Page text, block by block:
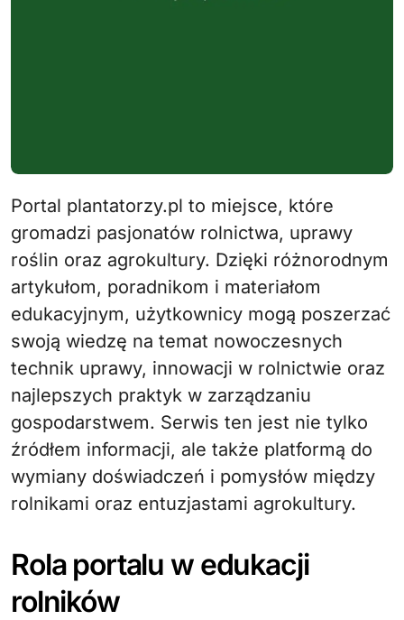
Portal plantatorzy.pl to miejsce, które
gromadzi pasjonatów rolnictwa, uprawy
roślin oraz agrokultury. Dzięki różnorodnym
artykułom, poradnikom i materiałom
edukacyjnym, użytkownicy mogą poszerzać
swoją wiedzę na temat nowoczesnych
technik uprawy, innowacji w rolnictwie oraz
najlepszych praktyk w zarządzaniu
gospodarstwem. Serwis ten jest nie tylko
źródłem informacji, ale także platformą do
wymiany doświadczeń i pomysłów między
rolnikami oraz entuzjastami agrokultury.
Rola portalu w edukacji
rolników